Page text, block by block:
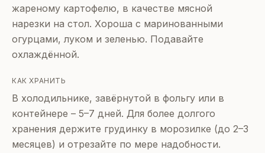
жареному картофелю, в качестве мясной
нарезки на стол. Хороша с маринованными
огурцами, луком и зеленью. Подавайте
охлаждённой.
КАК ХРАНИТЬ
В холодильнике, завёрнутой в фольгу или в
контейнере – 5–7 дней. Для более долгого
хранения держите грудинку в морозилке (до 2–3
месяцев) и отрезайте по мере надобности.